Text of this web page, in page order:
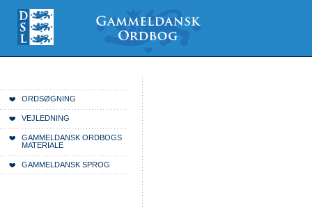
indhold
Videre
værktøjer
ORDSØGNING
VEJLEDNING
GAMMELDANSK ORDBOGS
MATERIALE
GAMMELDANSK SPROG